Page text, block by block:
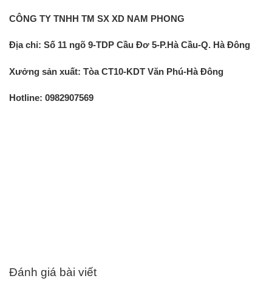
CÔNG TY TNHH TM SX XD NAM PHONG
Địa chỉ: Số 11 ngõ 9-TDP Cầu Đơ 5-P.Hà Cầu-Q. Hà Đông
Xưởng sản xuất: Tòa CT10-KDT Văn Phú-Hà Đông
Hotline: 0982907569
Đánh giá bài viết